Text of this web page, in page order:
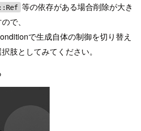
等の依存がある場合削除が大き
で、
で生成自体の制御を切り替え
肢としてみてください。